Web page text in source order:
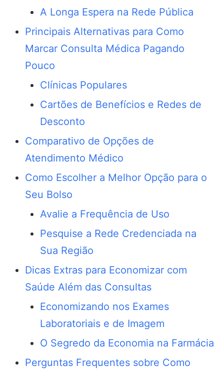
A Longa Espera na Rede Pública
Principais Alternativas para Como
Marcar Consulta Médica Pagando
Pouco
Clínicas Populares
Cartões de Benefícios e Redes de
Desconto
Comparativo de Opções de
Atendimento Médico
Como Escolher a Melhor Opção para o
Seu Bolso
Avalie a Frequência de Uso
Pesquise a Rede Credenciada na
Sua Região
Dicas Extras para Economizar com
Saúde Além das Consultas
Economizando nos Exames
Laboratoriais e de Imagem
O Segredo da Economia na Farmácia
Perguntas Frequentes sobre Como